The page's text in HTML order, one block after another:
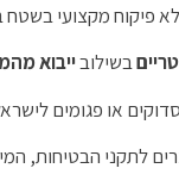
פיקוח מקצועי
בשילובייבוא
או פגומים
לתקני הבטיחות,